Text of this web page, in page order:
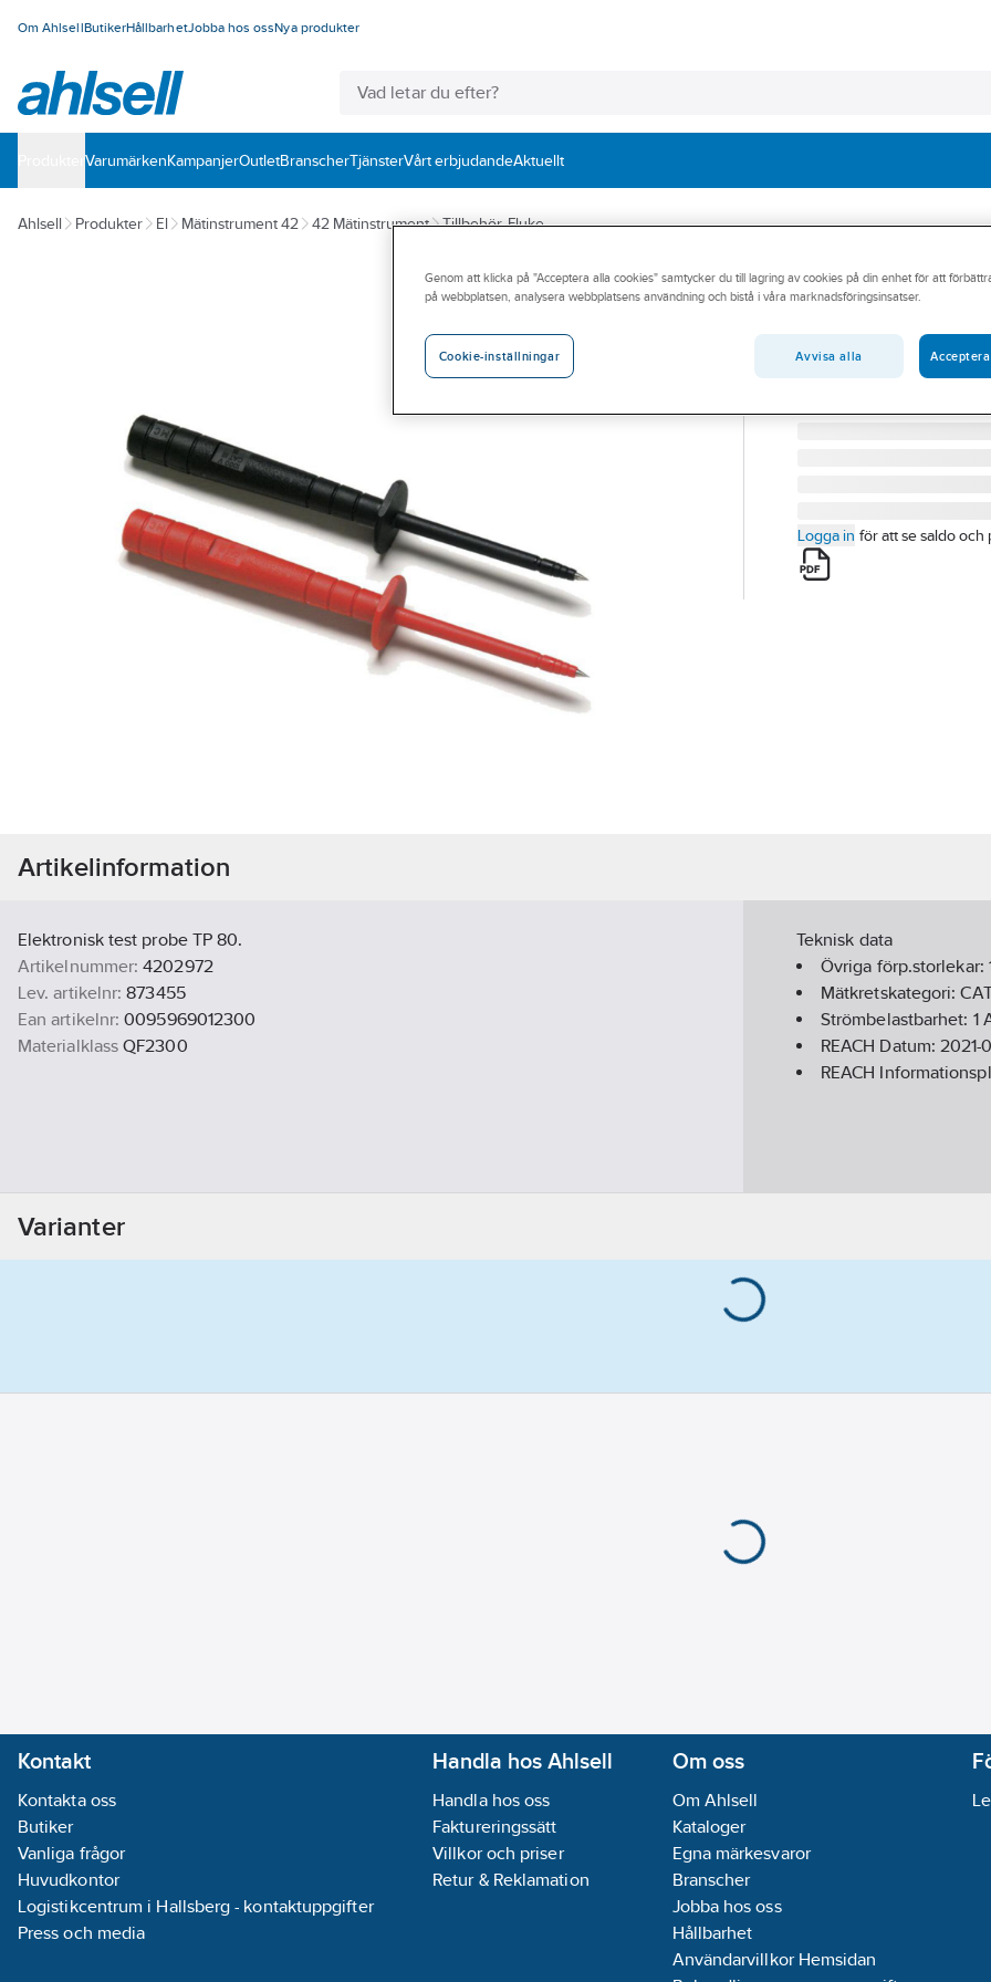
Om AhlsellButikerHållbarhetJobba hos ossNya produkter
VarumärkenKampanjerOutletBranscherTjänsterVårt erbjudandeAktuellt
Ahlsell Produkter El Mätinstrument 42 42 Mätinstrument Tillbehör, Fluke
FLUKE
Testprobe TP 80
FLUKE TESTPROB IC-
Artikelnummer:
4202972
873455
Logga in för att se saldo och
Artikelinformation
Elektronisk test probe TP 80.
Artikelnummer: 4202972
Lev. artikelnr: 873455
Ean artikelnr: 0095969012300
Materialklass QF2300
Teknisk data
Övriga förp.storlekar:
Mätkretskategori:
Strömbelastbarhet: 1
REACH Datum:2021-
REACH
Varianter
Kontakt
Kontakta oss
Butiker
Vanliga frågor
Huvudkontor
Logistikcentrum i Hallsberg - kontaktuppgifter
Press och media
Handla hos Ahlsell
Handla hos oss
Faktureringssätt
Villkor och priser
Retur & Reklamation
Om oss
Om Ahlsell
Kataloger
Egna märkesvaror
Branscher
Jobba hos oss
Hållbarhet
Användarvillkor Hemsidan
Genom att klicka på "Acceptera alla cookies" samtycker du till lagring av cookies på din enhet för att
på webbplatsen, analysera webbplatsens användning och bistå i våra marknadsföringsinsatser.
Cookie-inställningar Avvisa alla